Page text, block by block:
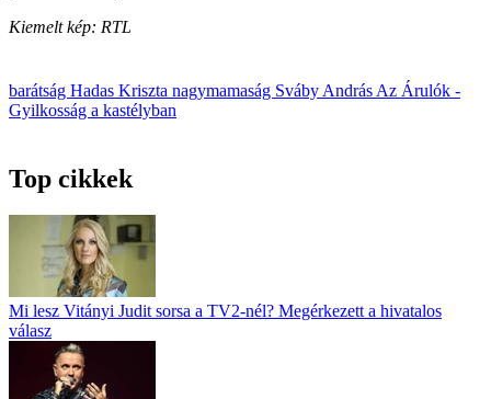
Kiemelt kép: RTL
barátság Hadas Kriszta nagymamaság Sváby András Az Árulók -
Gyilkosság a kastélyban
Top cikkek
Mi lesz Vitányi Judit sorsa a TV2-nél? Megérkezett a hivatalos
válasz